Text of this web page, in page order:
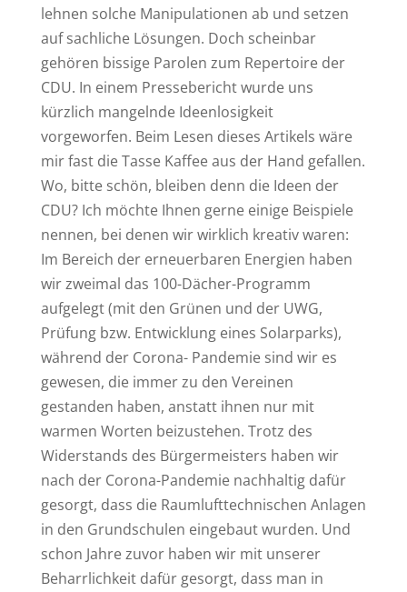
lehnen solche Manipulationen ab und setzen
auf sachliche Lösungen. Doch scheinbar
gehören bissige Parolen zum Repertoire der
CDU. In einem Pressebericht wurde uns
kürzlich mangelnde Ideenlosigkeit
vorgeworfen. Beim Lesen dieses Artikels wäre
mir fast die Tasse Kaffee aus der Hand gefallen.
Wo, bitte schön, bleiben denn die Ideen der
CDU? Ich möchte Ihnen gerne einige Beispiele
nennen, bei denen wir wirklich kreativ waren:
Im Bereich der erneuerbaren Energien haben
wir zweimal das 100-Dächer-Programm
aufgelegt (mit den Grünen und der UWG,
Prüfung bzw. Entwicklung eines Solarparks),
während der Corona- Pandemie sind wir es
gewesen, die immer zu den Vereinen
gestanden haben, anstatt ihnen nur mit
warmen Worten beizustehen. Trotz des
Widerstands des Bürgermeisters haben wir
nach der Corona-Pandemie nachhaltig dafür
gesorgt, dass die Raumlufttechnischen Anlagen
in den Grundschulen eingebaut wurden. Und
schon Jahre zuvor haben wir mit unserer
Beharrlichkeit dafür gesorgt, dass man in